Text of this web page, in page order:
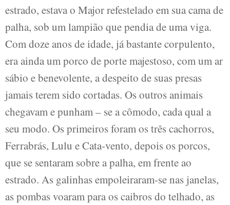
estrado, estava o Major refestelado em sua cama de
palha, sob um lampião que pendia de uma viga.
Com doze anos de idade, já bastante corpulento,
era ainda um porco de porte majestoso, com um ar
sábio e benevolente, a despeito de suas presas
jamais terem sido cortadas. Os outros animais
chegavam e punham – se a cômodo, cada qual a
seu modo. Os primeiros foram os três cachorros,
Ferrabrás, Lulu e Cata-vento, depois os porcos,
que se sentaram sobre a palha, em frente ao
estrado. As galinhas empoleiraram-se nas janelas,
as pombas voaram para os caibros do telhado, as